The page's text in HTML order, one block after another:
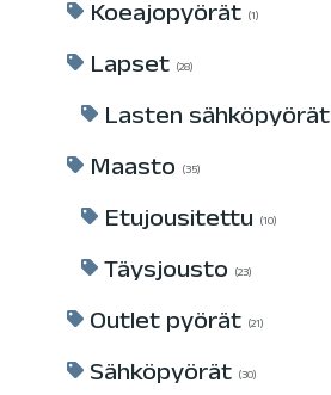
Koeajopyörät 1
Lapset 28
Lasten sähköpyörät
Maasto 35
Etujousitettu 10
Täysjousto 23
Outlet pyörät 21
Sähköpyörät 30